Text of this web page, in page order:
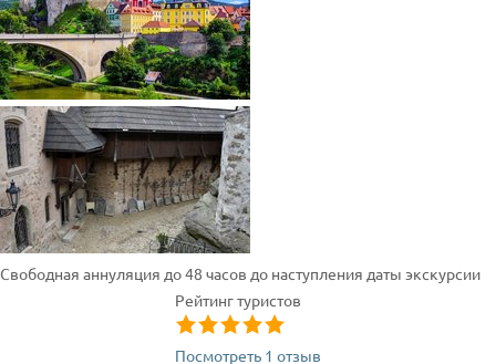
Свободная аннуляция до 48 часов до наступления даты экскурсии
Рейтинг туристов
Посмотреть 1 отзыв